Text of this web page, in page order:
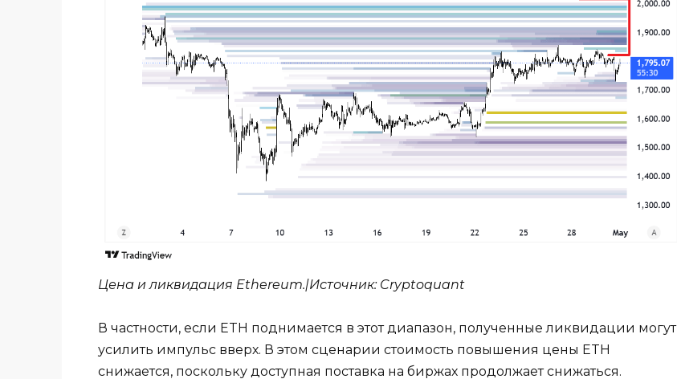
Цена и ликвидация Ethereum.|Источник: Cryptoquant
В частности, если ETH поднимается в этот диапазон, полученные ликвидации могут
усилить импульс вверх. В этом сценарии стоимость повышения цены ETH
снижается, поскольку доступная поставка на биржах продолжает снижаться.